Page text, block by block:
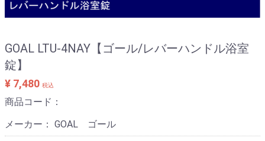
GOAL LTU-4NAY【ゴール/レバーハンドル浴室
錠】
¥ 7,480 税込
商品コード：
メーカー： GOAL ゴール